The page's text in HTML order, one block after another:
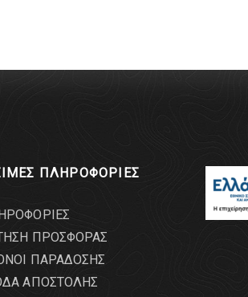
ΠΛΗΡΟΦΟΡΙΕΣ
ΠΡΟΣΦΟΡΑΣ
ΠΑΡΑΔΟΣΗΣ
ΑΠΟΣΤΟΛΗΣ